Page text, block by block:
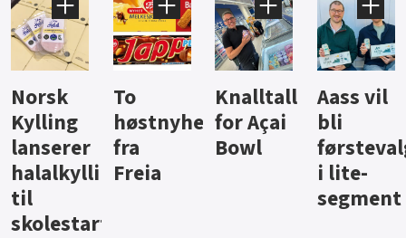
Knalltall
for Açai
Bowl
Aass vil
bli
førstevalg
i lite-
Brus og
jus fra
Berentsen
Hard
iste fra
Hansa